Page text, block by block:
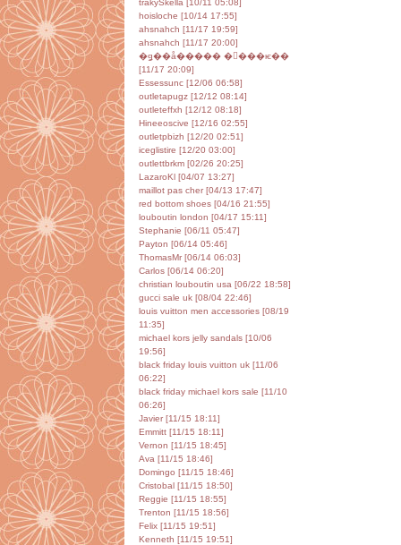
trakySkella [10/11 05:08]
hoisloche [10/14 17:55]
ahsnahch [11/17 19:59]
ahsnahch [11/17 20:00]
�ǥ��å����� ����ѥ��
[11/17 20:09]
Essessunc [12/06 06:58]
outletapugz [12/12 08:14]
outleteffxh [12/12 08:18]
Hineeoscive [12/16 02:55]
outletpbizh [12/20 02:51]
iceglistire [12/20 03:00]
outlettbrkm [02/26 20:25]
LazaroKl [04/07 13:27]
maillot pas cher [04/13 17:47]
red bottom shoes [04/16 21:55]
louboutin london [04/17 15:11]
Stephanie [06/11 05:47]
Payton [06/14 05:46]
ThomasMr [06/14 06:03]
Carlos [06/14 06:20]
christian louboutin usa [06/22 18:58]
gucci sale uk [08/04 22:46]
louis vuitton men accessories [08/19
11:35]
michael kors jelly sandals [10/06
19:56]
black friday louis vuitton uk [11/06
06:22]
black friday michael kors sale [11/10
06:26]
Javier [11/15 18:11]
Emmitt [11/15 18:11]
Vernon [11/15 18:45]
Ava [11/15 18:46]
Domingo [11/15 18:46]
Cristobal [11/15 18:50]
Reggie [11/15 18:55]
Trenton [11/15 18:56]
Felix [11/15 19:51]
Kenneth [11/15 19:51]